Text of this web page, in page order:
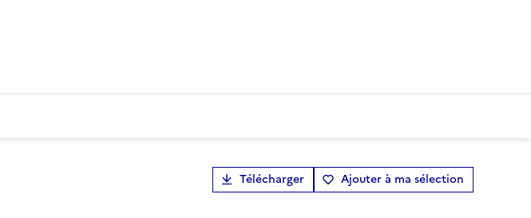
Télécharger Ajouter à ma sélection